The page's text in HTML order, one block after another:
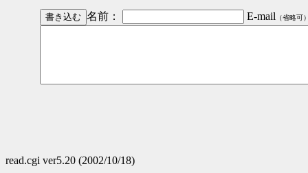
名前： E-mail （省略可
read.cgi ver5.20 (2002/10/18)